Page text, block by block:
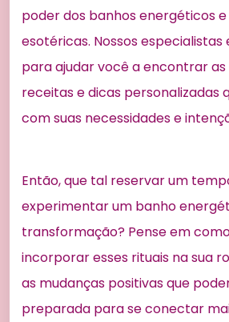
poder dos banhos energéticos
esotéricas. Nossos
para ajudar você a encontrar
receitas e dicas personalizadas
com suas necessidades e
Então, que tal reservar um
experimentar um banho
transformação? Pense em
incorporar esses rituais na sua
as mudanças positivas que
preparada para se conectar